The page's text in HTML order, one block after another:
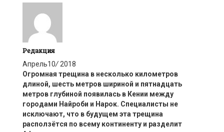
Редакция
Апрель10/ 2018
Огромная трещина в несколько километров
длиной, шесть метров шириной и пятнадцать
метров глубиной появилась в Кении между
городами Найроби и Нарок. Специалисты не
исключают, что в будущем эта трещина
расползётся по всему континенту и разделит